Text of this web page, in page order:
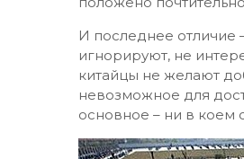
И последнее отличие
игнорируют, не
китайцы не желают
невозможное для
основное – ни в коем